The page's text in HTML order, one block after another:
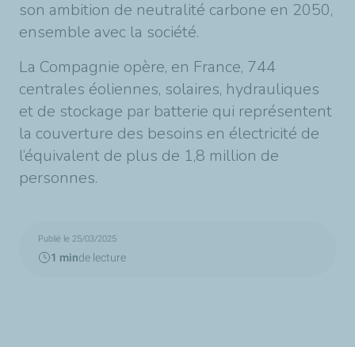
son ambition de neutralité carbone en 2050,
ensemble avec la société.
La Compagnie opère, en France, 744
centrales éoliennes, solaires, hydrauliques
et de stockage par batterie qui représentent
la couverture des besoins en électricité de
l’équivalent de plus de 1,8 million de
personnes.
Publié le 25/03/2025
1 minde lecture